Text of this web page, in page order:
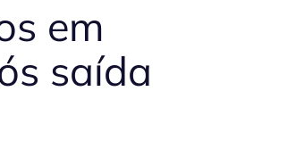
em
saída